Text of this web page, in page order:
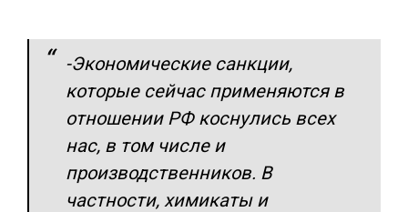
-Экономические санкции,
которые сейчас применяются в
отношении РФ коснулись всех
нас, в том числе и
производственников. В
частности, химикаты и